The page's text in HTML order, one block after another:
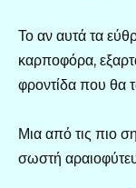
Το αν αυτά τα
καρποφόρα,
φροντίδα που θα
Μια από τις πιο
σωστή